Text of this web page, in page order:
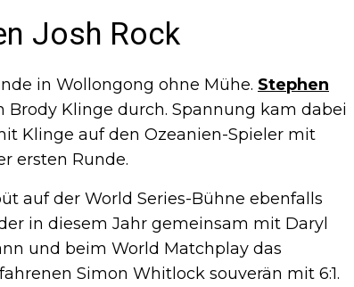
Josh Rock
in Wollongong ohne Mühe. Stephen
Brody Klinge durch. Spannung kam dabei
Klinge auf den Ozeanien-Spieler mit
ersten Runde.
auf der World Series-Bühne ebenfalls
in diesem Jahr gemeinsam mit Daryl
und beim World Matchplay das
Simon Whitlock souverän mit 6:1.